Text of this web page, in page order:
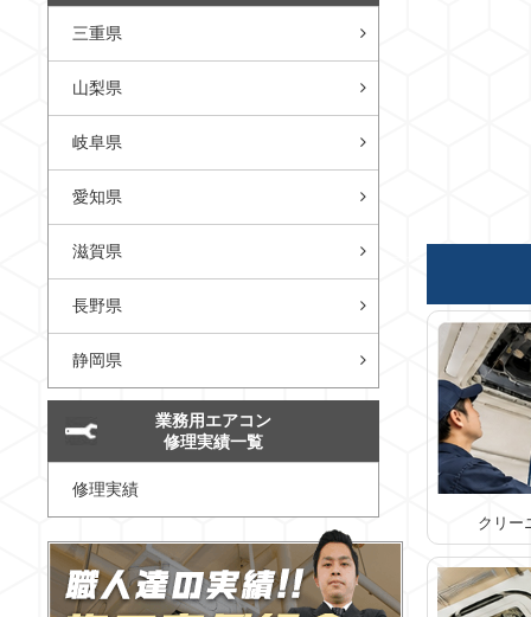
クリー
三重県
山梨県
岐阜県
愛知県
滋賀県
長野県
静岡県
業務用エアコン
修理実績一覧
修理実績